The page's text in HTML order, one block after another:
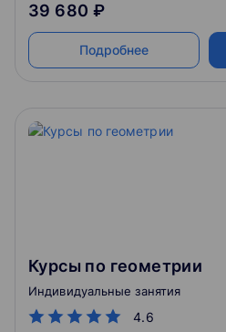
39 680 ₽
Подробнее
Курсы по геометрии
4.6
Индивидуальные занятия